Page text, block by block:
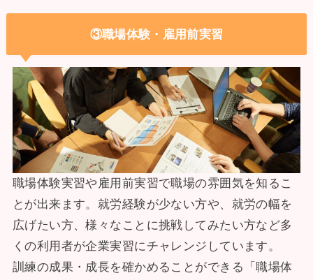
③職場体験・雇用前実習
職場体験実習や雇用前実習で職場の雰囲気を知るこ
とが出来ます。就労経験が少ない方や、就労の幅を
広げたい方、様々なことに挑戦してみたい方など多
くの利用者が企業実習にチャレンジしています。
訓練の成果・成長を確かめることができる「職場体